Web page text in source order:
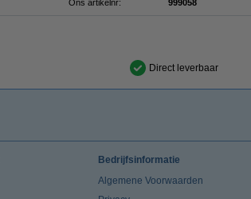
Ons artikelnr: 999058
Direct leverbaar
Bedrijfsinformatie
Algemene Voorwaarden